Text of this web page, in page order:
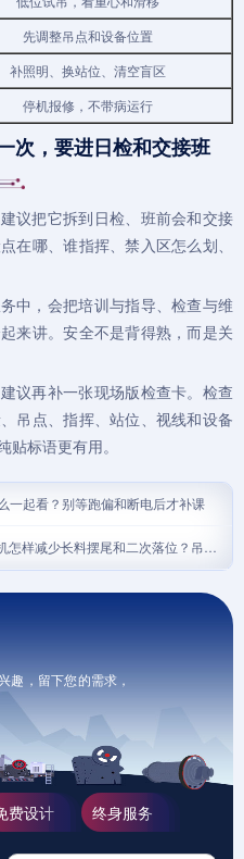
先调整吊点和设备位置
补照明、换站位、清空盲区
停机报修，不带病运行
次，要进日检和交接班
议把它拆到日检、班前会和交接
在哪、谁指挥、禁入区怎么划、
中，会把培训与指导、检查与维
来讲。安全不是背得熟，而是关
议再补一张现场版检查卡。检查
吊点、指挥、站位、视线和设备
标语更有用。
一起看？别等跑偏和断电后才补课
尾和二次落位？吊点间距、缓冲路径与班组口令复盘
趣，留下您的需求，
费设计 终身服务